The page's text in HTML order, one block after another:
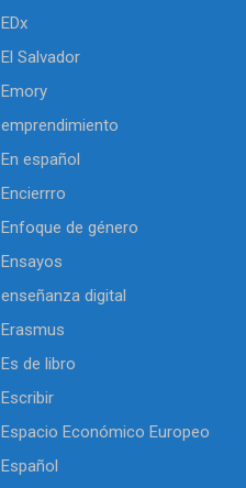
EDx
El Salvador
Emory
emprendimiento
En español
Encierrro
Enfoque de género
Ensayos
enseñanza digital
Erasmus
Es de libro
Escribir
Espacio Económico Europeo
Español